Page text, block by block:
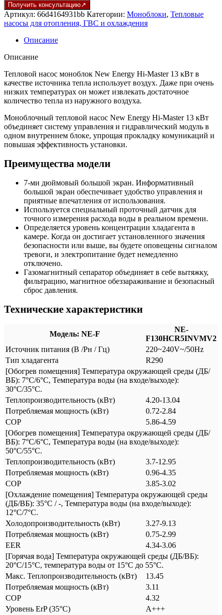
составляла
634
500 ₽.
620
100 ₽.
Получить консультацию
Артикул: 66d4164931bb Категории: Моноблоки, Тепловые
насосы для отопления, ГВС и охлаждения
Описание
Описание
Тепловой насос моноблок New Energy Hi-Master 13 кВт в
качестве источника тепла использует воздух. Даже при очень
низких температурах он может извлекать достаточное
количество тепла из наружного воздуха.
Моноблочный тепловой насос New Energy Hi-Master 13 кВт
объединяет систему управления и гидравлический модуль в
одном внутреннем блоке, упрощая прокладку комуникаций и
повышая эффективность установки.
Преимущества модели
7-ми дюймовый большой экран. Информативный
большой экран обеспечивает удобство управления и
приятные впечатления от использования.
Используется специальный проточный датчик для
точного измерения расхода воды в реальном времени.
Определяется уровень концентрации хладагента в
камере. Когда он достигает установленного значения
безопасности или выше, вы будете оповещены сигналом
тревоги, и электропитание будет немедленно
отключено.
Газомагнитный сепаратор объединяет в себе вытяжку,
фильтрацию, магнитное обеззараживание и безопасный
сброс давления.
Технические характеристики
Модель: NE-F
NE-
F130HCR5INVMV2
Источник питания (В /Рн / Гц)
220~240V~/50Hz
Тип хладагента
R290
[Обогрев помещения] Температура окружающей среды (ДБ/
ВБ): 7°C/6°C, Температура воды (на входе/выходе):
30°C/35°C.
Теплопроизводительность (кВт)
4.20-13.04
Потребляемая мощность (кВт)
0.72-2.84
COP
5.86-4.59
[Обогрев помещения] Температура окружающей среды (ДБ/
ВБ): 7°C/6°C, Температура воды (на входе/выходе):
50°C/55°C.
Теплопроизводительность (кВт)
3.7-12.95
Потребляемая мощность (кВт)
0.96-4.35
COP
3.85-3.02
[Охлаждение помещения] Температура окружающей среды
(ДБ/ВБ): 35°C / -, Температура воды (на входе/выходе):
12°C/7°C.
Холодопроизводительность (кВт)
3.27-9.13
Потребляемая мощность (кВт)
0.75-2.99
EER
4.34-3.06
[Горячая вода] Температура окружающей среды (ДБ/ВБ):
20°C/15°C, температура воды от 15°C до 55°C.
Макс. Теплопроизводительность (кВт)
13.45
Потребляемая мощность (кВт)
3.11
COP
4.32
Уровень ErP (35°C)
A+++